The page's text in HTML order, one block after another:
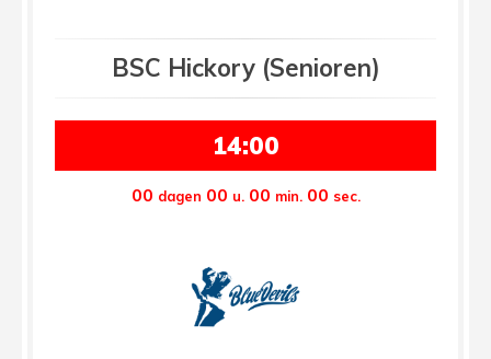
BSC Hickory (Senioren)
14:00
00 dagen 00 u. 00 min. 00 sec.